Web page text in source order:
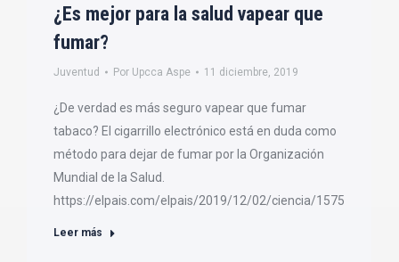
¿Es mejor para la salud vapear que
fumar?
Juventud Por Upcca Aspe 11 diciembre, 2019
¿De verdad es más seguro vapear que fumar
tabaco? El cigarrillo electrónico está en duda como
método para dejar de fumar por la Organización
Mundial de la Salud.
https://elpais.com/elpais/2019/12/02/ciencia/
Leer más